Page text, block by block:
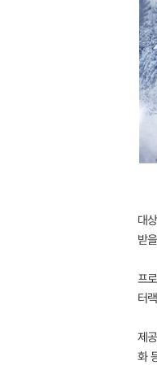
대
받
프
터
제
화